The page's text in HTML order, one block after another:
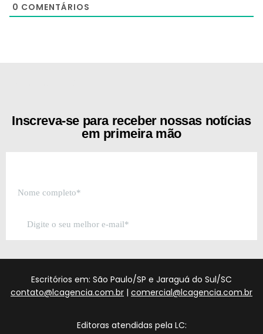
0 COMENTÁRIOS
Inscreva-se para receber nossas notícias
em primeira mão
Escritórios em: São Paulo/SP e Jaraguá do Sul/SC
contato@lcagencia.com.br | comercial@lcagencia.com.br
Editoras atendidas pela LC: